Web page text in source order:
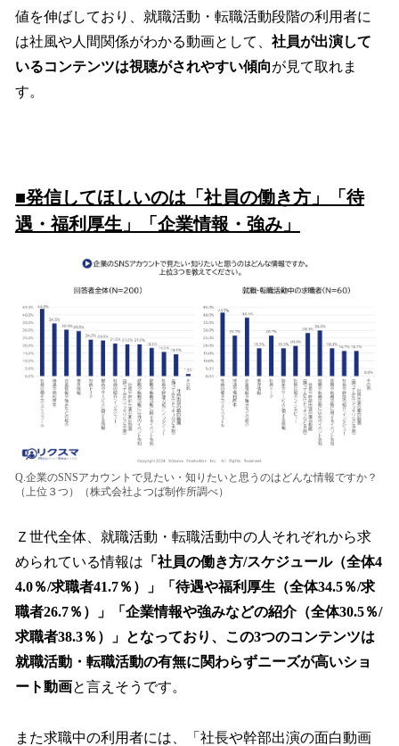
値を伸ばしており、就職活動・転職活動段階の利用者に
は社風や人間関係がわかる動画として、 社員が出演して
いるコンテンツは視聴がされやすい傾向が見て取れま
す。
■発信してほしいのは「社員の働き方」「待
遇・福利厚生」「企業情報・強み」
Q.企業のSNSアカウントで見たい・知りたいと思うのはどんな情報ですか？
（上位３つ）（株式会社よつば制作所調べ）
Ｚ世代全体、就職活動・転職活動中の人それぞれから求
められている情報は 「社員の働き方/スケジュール（全体4
4.0％/求職者41.7％）」「待遇や福利厚生（全体34.5％/求
職者26.7％）」「企業情報や強みなどの紹介（全体30.5％/
求職者38.3％）」となっており、この3つのコンテンツは
就職活動・転職活動の有無に関わらずニーズが高いショ
ート動画と言えそうです。
また求職中の利用者には、「社長や幹部出演の面白動画